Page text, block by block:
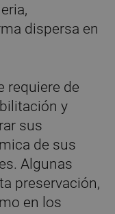
dispersa en
requiere de
y
sus
de sus
Algunas
preservación,
en los